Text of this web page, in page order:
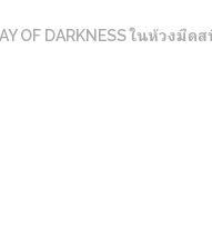
OF DARKNESS ในห้วงมืดสนิทไม่มิ